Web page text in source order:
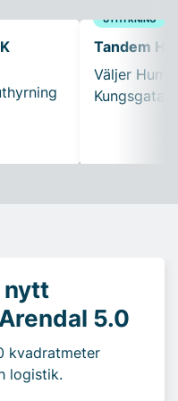
UTHYRNING
Tandem
Väljer
nytt
5.0
kvadratmeter
logistik.